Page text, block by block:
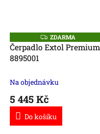
Z
D
A
ZDARMA
Čerpadlo Extol Premium
8895001
Na objednávku
5 445 Kč
Do košíku